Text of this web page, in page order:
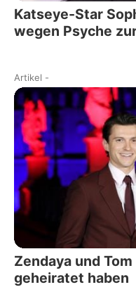
Katseye-Star
wegen Psyche
Artikel -
Zendaya und
geheiratet haben